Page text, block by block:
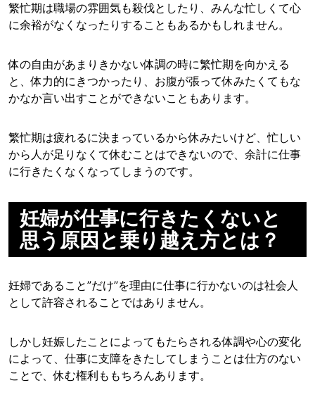
繁忙期は職場の雰囲気も殺伐としたり、みんな忙しくて心
に余裕がなくなったりすることもあるかもしれません。
体の自由があまりきかない体調の時に繁忙期を向かえる
と、体力的にきつかったり、お腹が張って休みたくてもな
かなか言い出すことができないこともあります。
繁忙期は疲れるに決まっているから休みたいけど、忙しい
から人が足りなくて休むことはできないので、余計に仕事
に行きたくなくなってしまうのです。
妊婦が仕事に行きたくないと
思う原因と乗り越え方とは？
妊婦であること”だけ”を理由に仕事に行かないのは社会人
として許容されることではありません。
しかし妊娠したことによってもたらされる体調や心の変化
によって、仕事に支障をきたしてしまうことは仕方のない
ことで、休む権利ももちろんあります。